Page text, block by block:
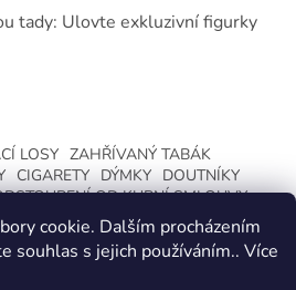
cookie. Dalším procházením
souhlas s jejich používáním.. Více
tady: Ulovte exkluzivní figurky
LOSY ZAHŘÍVANÝ TABÁK
CIGARETY DÝMKY
DOUTNÍKY
OD KUPNÍ SMLOUVY